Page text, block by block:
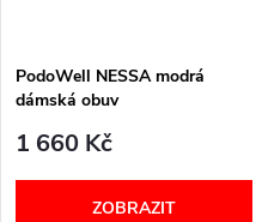
PodoWell NESSA modrá
dámská obuv
1 660 Kč
ZOBRAZIT